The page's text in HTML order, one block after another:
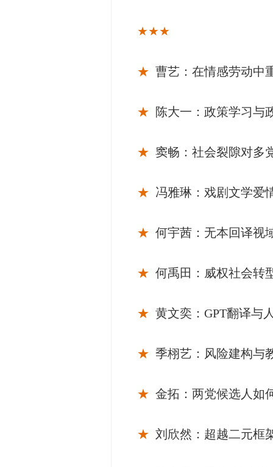
★★★
★ 曹艺：在情感劳动中
★ 陈大一：政策学习与
★ 窦畅：社会裂隙对多
★ 冯雅琳：戏剧文学爱
★ 何宇茜：无本回译视
★ 何禹田：威权社会转
★ 黄文奕：GPT翻译与
★ 季栩艺：风险建构与
★ 金拓：两党候选人如
★ 刘欣然：超越二元框